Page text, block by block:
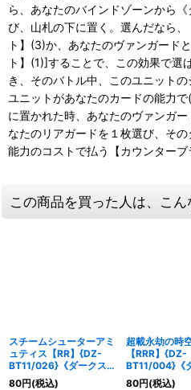
ら、あなたのバインドゾーンから
び、山札の下に置く。選んだなら
ト】(3)か、あなたのヴァンガード
ト】(1)]することで、この効果で選
き、そのバトル中、このユニット
ユニットがあなたのカードの能力
に置かれた時、あなたのヴァンガ
なたのリアガードを１枚選び、そ
能力のコストで払う【カウンターブ
この商品を買った人は、こ
スチームシューターアミ
ュティス【RR】{DZ-
BT11/026}《ダークステ
イツ》
80円(税込)
超載永劫の時
【RRR】{DZ-
BT11/004}《
イツ》
80円(税込)